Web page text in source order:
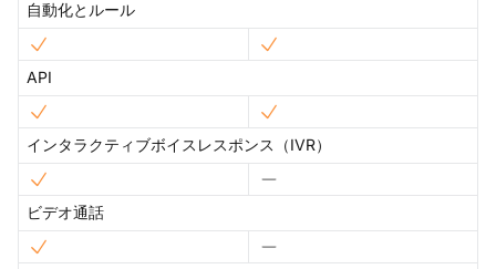
自動化とルール
API
インタラクティブボイスレスポンス（IVR）
ビデオ通話